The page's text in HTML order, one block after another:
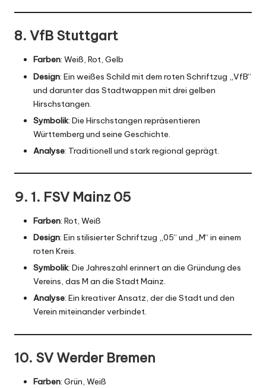
8. VfB Stuttgart
Farben: Weiß, Rot, Gelb
Design: Ein weißes Schild mit dem roten Schriftzug „VfB“
und darunter das Stadtwappen mit drei gelben
Hirschstangen.
Symbolik: Die Hirschstangen repräsentieren
Württemberg und seine Geschichte.
Analyse: Traditionell und stark regional geprägt.
9. 1. FSV Mainz 05
Farben: Rot, Weiß
Design: Ein stilisierter Schriftzug „05“ und „M“ in einem
roten Kreis.
Symbolik: Die Jahreszahl erinnert an die Gründung des
Vereins, das M an die Stadt Mainz.
Analyse: Ein kreativer Ansatz, der die Stadt und den
Verein miteinander verbindet.
10. SV Werder Bremen
Farben: Grün, Weiß